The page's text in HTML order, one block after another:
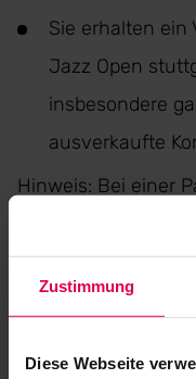
Zustimmung
Diese Webseite
Sie erhalten ein
Jazz Open
insbesondere
ausverkaufte
Hinweis: Bei einer
längerfristigen
Ihre Patenschaft